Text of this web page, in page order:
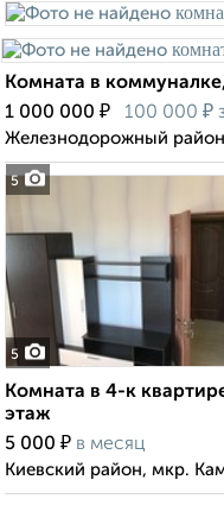
5
Комната в
1 000 000 ₽ 100 000 ₽
Железнодорожный район,
5
Комната в 4-к
этаж
5 000 ₽ в месяц
Киевский район, мкр.